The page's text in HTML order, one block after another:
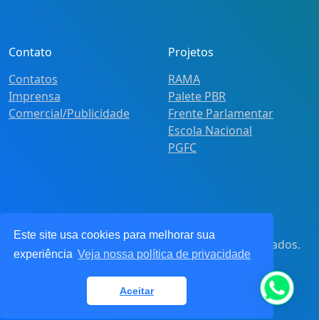
Este site usa cookies para melhorar sua
experiência Veja nossa política de privacidade
Aceitar
Contato
Contatos
Imprensa
Comercial/Publicidade
Projetos
RAMA
Palete PBR
Frente Parlamentar
Escola Nacional
PGFC
Pot&Pracy
. Todos os direitos reservados.
CNPJ: 62.360.268.0001/91